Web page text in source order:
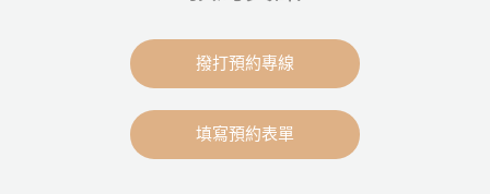
撥打預約專線
填寫預約表單